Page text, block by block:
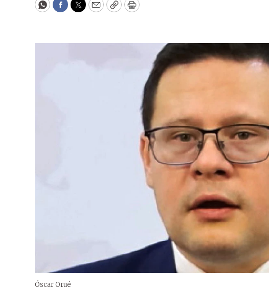
WhatsApp
Facebook
Twitter
EmailCopyPrint
Óscar Orué